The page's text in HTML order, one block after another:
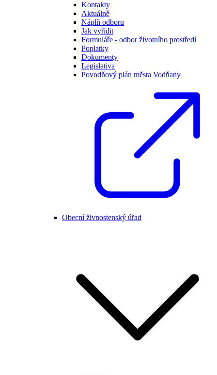
Kontakty
Aktuálně
Náplň odboru
Jak vyřídit
Formuláře - odbor životního prostředí
Poplatky
Dokumenty
Legislativa
Povodňový plán města Vodňany
Obecní živnostenský úřad